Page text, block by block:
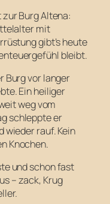
Burg Altena:
mit
gibt’s heute
bleibt.
Burg vor langer
Ein heiliger
weg vom
schleppte er
wieder rauf. Kein
Knochen.
und schon fast
– zack, Krug